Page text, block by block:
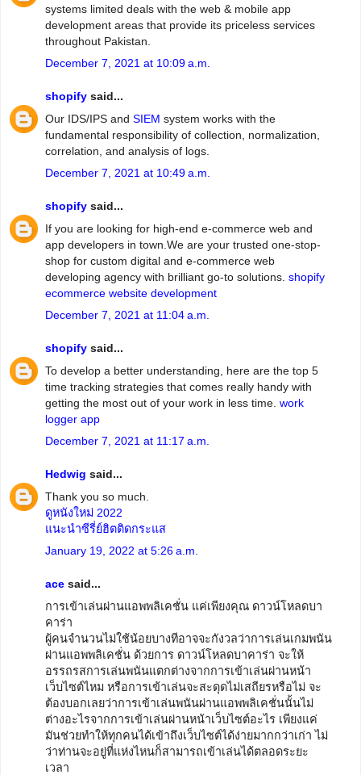
systems limited deals with the web & mobile app
development areas that provide its priceless services
throughout Pakistan.
December 7, 2021 at 10:09 a.m.
shopify said...
Our IDS/IPS and SIEM system works with the
fundamental responsibility of collection, normalization,
correlation, and analysis of logs.
December 7, 2021 at 10:49 a.m.
shopify said...
If you are looking for high-end e-commerce web and
app developers in town.We are your trusted one-stop-
shop for custom digital and e-commerce web
developing agency with brilliant go-to solutions. shopify
ecommerce website development
December 7, 2021 at 11:04 a.m.
shopify said...
To develop a better understanding, here are the top 5
time tracking strategies that comes really handy with
getting the most out of your work in less time. work
logger app
December 7, 2021 at 11:17 a.m.
Hedwig said...
Thank you so much.
ดูหนังใหม่ 2022
แนะนำซีรี่ย์ฮิตติดกระแส
January 19, 2022 at 5:26 a.m.
ace said...
การเข้าเล่นผ่านแอพพลิเคชั่น แค่เพียงคุณ ดาวน์โหลดบา
คาร่า
ผู้คนจำนวนไม่ใช้น้อยบางทีอาจจะกังวลว่าการเล่นเกมพนัน
ผ่านแอพพลิเคชั่น ด้วยการ ดาวน์โหลดบาคาร่า จะให้
อรรถรสการเล่นพนันแตกต่างจากการเข้าเล่นผ่านหน้า
เว็บไซต์ไหม หรือการเข้าเล่นจะสะดุดไม่เสถียรหรือไม่ จะ
ต้องบอกเลยว่าการเข้าเล่นพนันผ่านแอพพลิเคชั่นนั้นไม่
ต่างอะไรจากการเข้าเล่นผ่านหน้าเว็บไซต์อะไร เพียงแค่
มันช่วยทำให้ทุกคนได้เข้าถึงเว็บไซต์ได้ง่ายมากกว่าเก่า ไม่
ว่าท่านจะอยู่ที่แห่งไหนก็สามารถเข้าเล่นได้ตลอดระยะ
เวลา